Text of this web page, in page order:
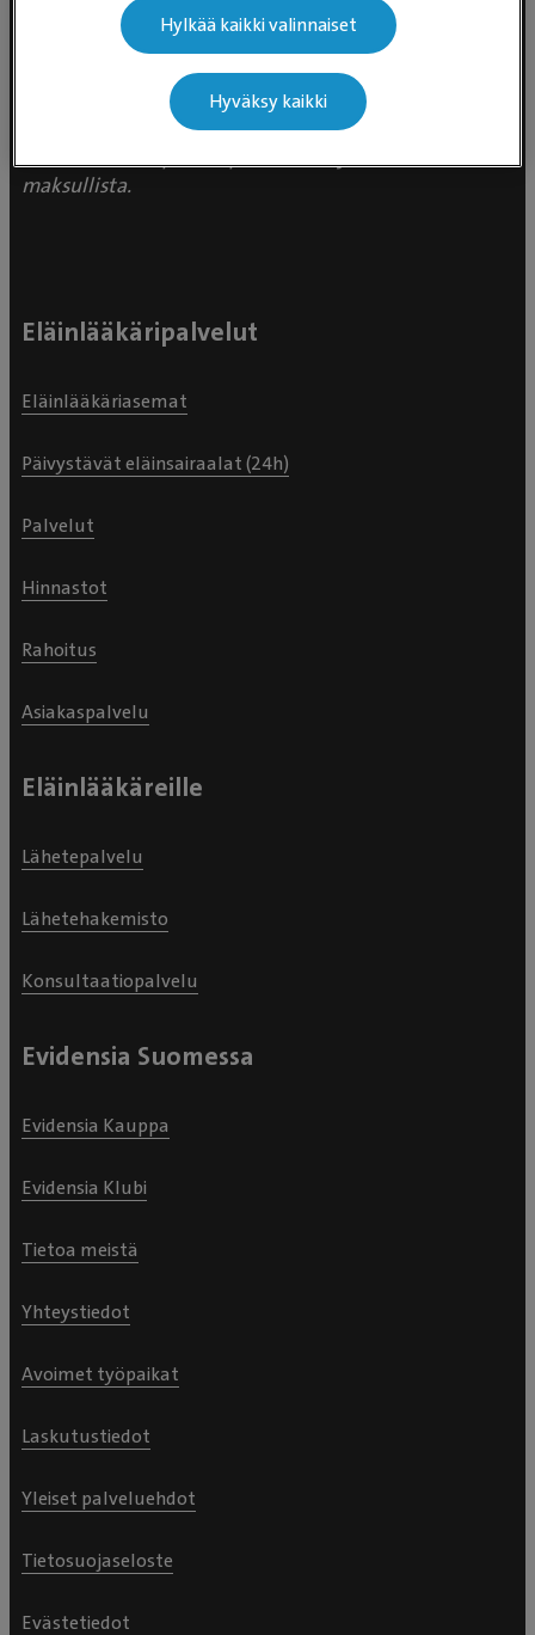
Valtakunnallinen asiakaspalvelu:
p. 0300 484 789 (0,59€/min +
pvm/mpm) (ma–pe klo 8:00–16:00)
Puhelun hinta 0300-ajanvarausnumeroon on
maksullista.
Eläinlääkäripalvelut
Eläinlääkäriasemat
Päivystävät eläinsairaalat (24h)
Palvelut
Hinnastot
Rahoitus
Asiakaspalvelu
Eläinlääkäreille
Lähetepalvelu
Lähetehakemisto
Konsultaatiopalvelu
Evidensia Suomessa
Evidensia Kauppa
Evidensia Klubi
Tietoa meistä
Yhteystiedot
Avoimet työpaikat
Laskutustiedot
Yleiset palveluehdot
Tietosuojaseloste
Evästetiedot
Hylkää kaikki valinnaiset
Hyväksy kaikki